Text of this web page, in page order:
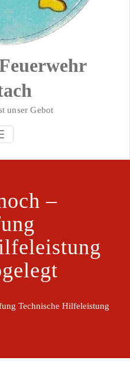
unser Gebot
NAVIGATION
–
Technische Hilfeleistung